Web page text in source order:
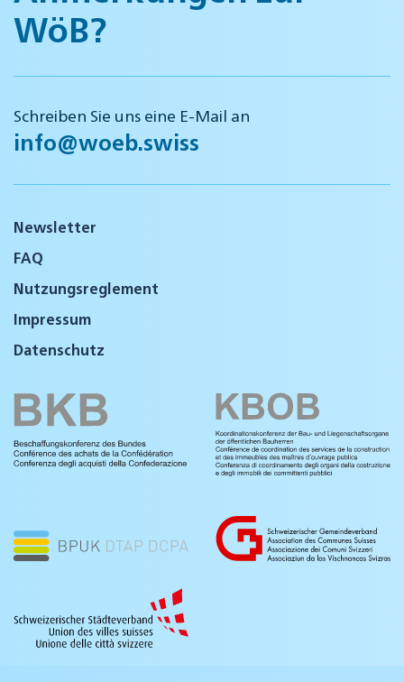
WöB?
Schreiben Sie uns eine E-Mail an
info@woeb.swiss
Newsletter
FAQ
Nutzungsreglement
Impressum
Datenschutz